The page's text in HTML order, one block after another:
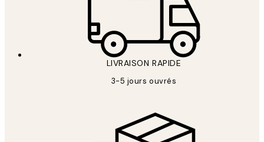
LIVRAISON RAPIDE
3-5 jours ouvrés